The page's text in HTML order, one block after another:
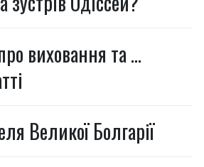
виховання та …
Великої Болгарії